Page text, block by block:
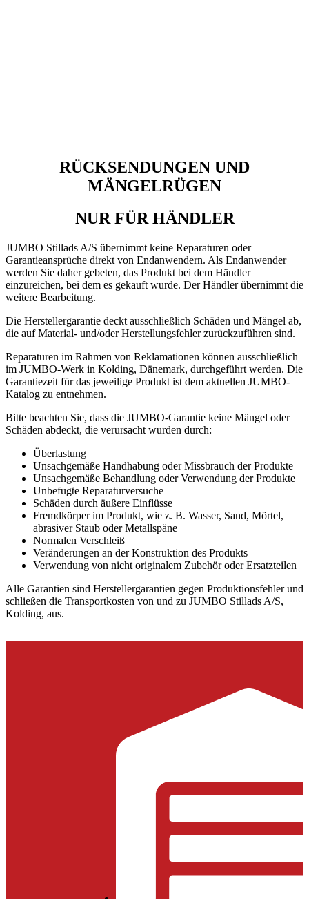
RÜCKSENDUNGEN UND
MÄNGELRÜGEN
NUR FÜR HÄNDLER
JUMBO Stillads A/S übernimmt keine Reparaturen oder
Garantieansprüche direkt von Endanwendern. Als Endanwender
werden Sie daher gebeten, das Produkt bei dem Händler
einzureichen, bei dem es gekauft wurde. Der Händler übernimmt die
weitere Bearbeitung.
Die Herstellergarantie deckt ausschließlich Schäden und Mängel ab,
die auf Material- und/oder Herstellungsfehler zurückzuführen sind.
Reparaturen im Rahmen von Reklamationen können ausschließlich
im JUMBO-Werk in Kolding, Dänemark, durchgeführt werden. Die
Garantiezeit für das jeweilige Produkt ist dem aktuellen JUMBO-
Katalog zu entnehmen.
Bitte beachten Sie, dass die JUMBO-Garantie keine Mängel oder
Schäden abdeckt, die verursacht wurden durch:
Überlastung
Unsachgemäße Handhabung oder Missbrauch der Produkte
Unsachgemäße Behandlung oder Verwendung der Produkte
Unbefugte Reparaturversuche
Schäden durch äußere Einflüsse
Fremdkörper im Produkt, wie z. B. Wasser, Sand, Mörtel,
abrasiver Staub oder Metallspäne
Normalen Verschleiß
Veränderungen an der Konstruktion des Produkts
Verwendung von nicht originalem Zubehör oder Ersatzteilen
Alle Garantien sind Herstellergarantien gegen Produktionsfehler und
schließen die Transportkosten von und zu JUMBO Stillads A/S,
Kolding, aus.